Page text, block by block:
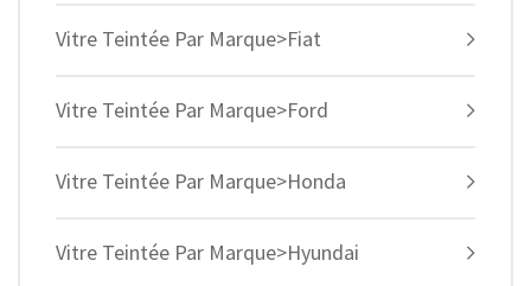
Vitre Teintée Par Marque>Fiat
Vitre Teintée Par Marque>Ford
Vitre Teintée Par Marque>Honda
Vitre Teintée Par Marque>Hyundai